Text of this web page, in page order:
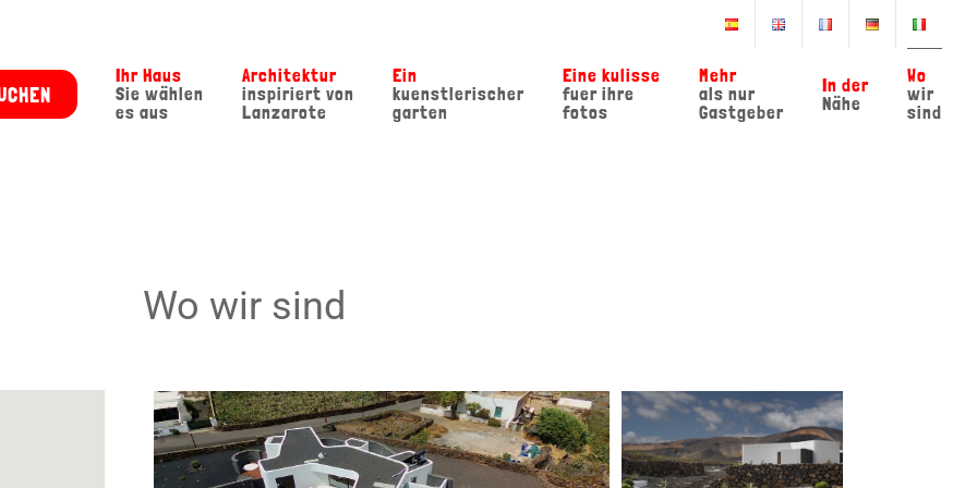
Ihr Haus
Sie wählen
es aus
Architektur
inspiriert von
Lanzarote
Ein
kuenstlerischer
garten
Eine kulisse
fuer ihre
fotos
Mehr
als nur
Gastgeber
In der
Nähe
Wo
wir
sind
Wo wir sind